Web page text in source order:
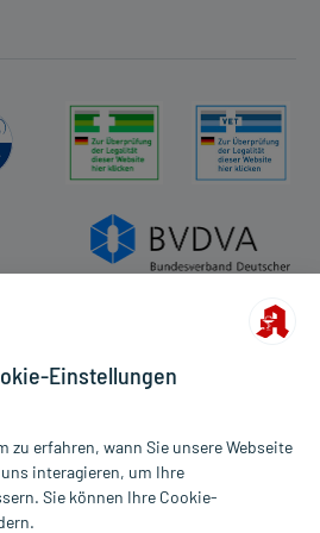
ggf. zzgl. Versandkosten
werden ausschließlich für
Einstellungen
zu erfahren, wann Sie unsere Webseite
interagieren, um Ihre
Sie können Ihre Cookie-